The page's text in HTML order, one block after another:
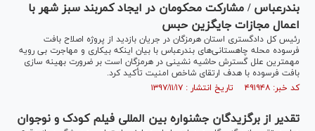
بندرعباس / مشارکت محکومان در ایجاد کمربند سبز شهر با
اعمال مجازات جايگزين حبس
رئیس کل دادگستری استان هرمزگان در جریان بازدید از پروژه اصلاح بافت
فرسوده محله چاهستانی‌های بندرعباس با بیان اینکه بیکاری و مهاجرت بی رویه
مهمترین علل گسترش حاشیه نشینی در هرمزگان است بر ضرورت بهینه سازی
بافت فرسوده با هدف ارتقای شاخص امنیت تأکید کرد.
کد خبر: ۴۹۱۹۴۸ تاریخ انتشار : ۱۳۹۷/۱۱/۱۷
تقدیر از برگزیدگان جشنواره بین المللی فیلم کودک و نوجوان